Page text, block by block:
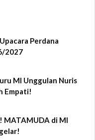
Perdana
2027
MI Unggulan Nuris
Empati!
MATAMUDA di MI